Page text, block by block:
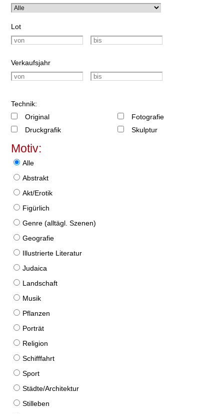
Lot
Verkaufsjahr
Technik:
Original
Druckgrafik
Fotografie
Skulptur
Motiv:
Alle
Abstrakt
Akt/Erotik
Figürlich
Genre (alltägl. Szenen)
Geografie
Illustrierte Literatur
Judaica
Landschaft
Musik
Pflanzen
Porträt
Religion
Schifffahrt
Sport
Städte/Architektur
Stilleben